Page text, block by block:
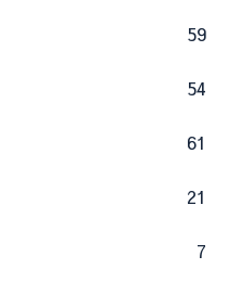
59
54
61
21
7